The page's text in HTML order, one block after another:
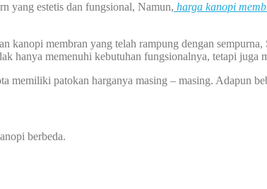
yang estetis dan fungsional, Namun, harga kanopi
membran yang telah rampung dengan
hanya memenuhi kebutuhan fungsionalnya, tetapi juga
memiliki patokan harganya masing – masing. Adapun
berbeda.